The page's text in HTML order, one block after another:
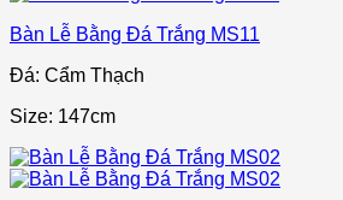
Bàn Lễ Bằng Đá Trắng MS11
Đá: Cẩm Thạch
Size: 147cm